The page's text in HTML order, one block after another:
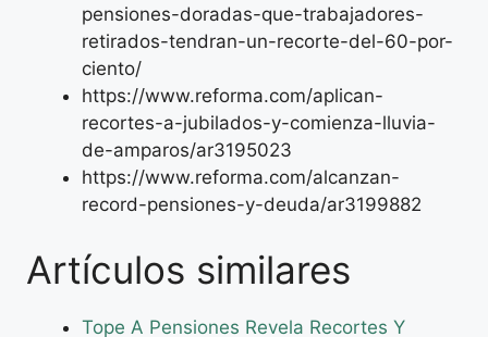
pensiones-doradas-que-trabajadores-
retirados-tendran-un-recorte-del-60-por-
ciento/
https://www.reforma.com/aplican-
recortes-a-jubilados-y-comienza-lluvia-
de-amparos/ar3195023
https://www.reforma.com/alcanzan-
record-pensiones-y-deuda/ar3199882
Artículos similares
Tope A Pensiones Revela Recortes Y